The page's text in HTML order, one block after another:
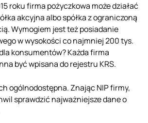
roku firma pożyczkowa może działać
akcyjna albo spółka z ograniczoną
Wymogiem jest też posiadanie
w wysokości co najmniej 200 tys.
konsumentów? Każda firma
być wpisana do rejestru KRS.
ogólnodostępna. Znając NIP firmy,
sprawdzić najważniejsze dane o